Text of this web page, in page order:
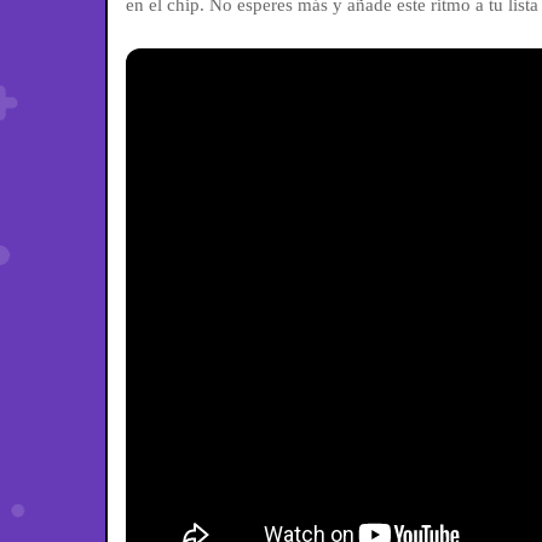
en el chip. No esperes más y añade este ritmo a tu